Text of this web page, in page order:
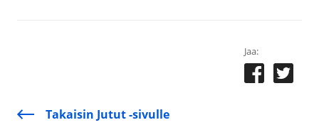
Jaa:
Takaisin Jutut -sivulle